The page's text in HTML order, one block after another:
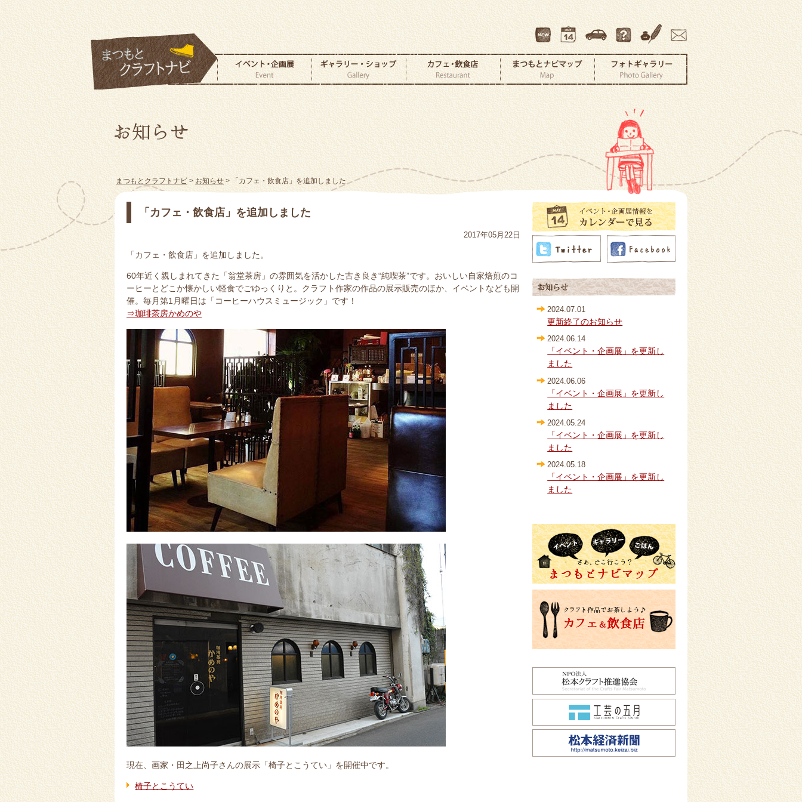
まつもとクラフトナビ > お知らせ> 「カフェ・飲食店」を追加しました
「カフェ・飲食店」を追加しました
2017年05月22日
「カフェ・飲食店」を追加しました。
60年近く親しまれてきた「翁堂茶房」の雰囲気を活かした古き良き“純喫茶”です。おいしい自家焙煎のコ
ーヒーとどこか懐かしい軽食でごゆっくりと。クラフト作家の作品の展示販売のほか、イベントなども開
催。毎月第1月曜日は「コーヒーハウスミュージック」です！
⇒珈琲茶房かめのや
現在、画家・田之上尚子さんの展示「椅子とこうてい」を開催中です。
椅子とこうてい
2024.07.01
更新終了のお知らせ
2024.06.14
「イベント・企画展」を更新し
ました
2024.06.06
「イベント・企画展」を更新し
ました
2024.05.24
「イベント・企画展」を更新し
ました
2024.05.18
「イベント・企画展」を更新し
ました